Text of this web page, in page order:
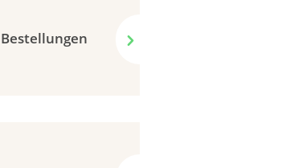
Bestellungen